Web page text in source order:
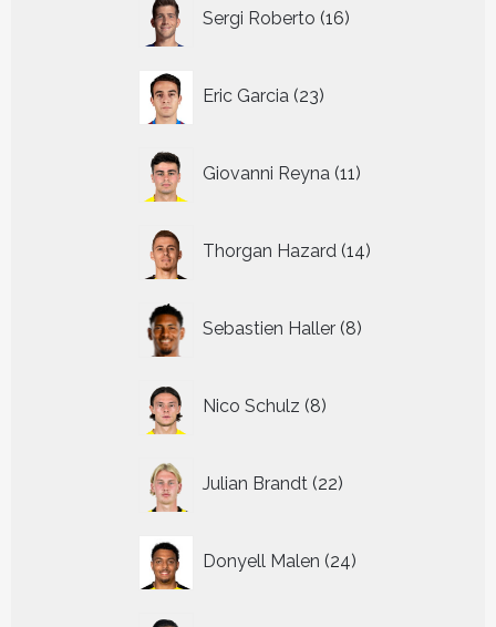
Sergi Roberto 16
producten
Eric Garcia 23
producten
Giovanni Reyna 11
producten
Thorgan Hazard 14
producten
Sebastien Haller 8
producten
Nico Schulz 8
producten
Julian Brandt 22
producten
Donyell Malen 24
producten